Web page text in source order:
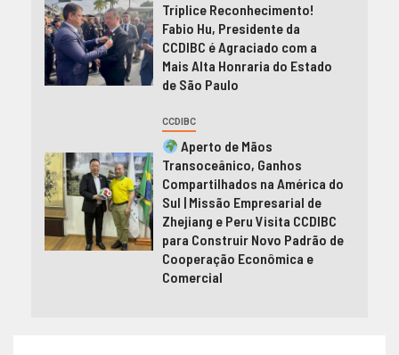
Tríplice Reconhecimento!
Fabio Hu, Presidente da
CCDIBC é Agraciado com a
Mais Alta Honraria do Estado
de São Paulo
CCDIBC
Aperto de Mãos
Transoceânico, Ganhos
Compartilhados na América do
Sul | Missão Empresarial de
Zhejiang e Peru Visita CCDIBC
para Construir Novo Padrão de
Cooperação Econômica e
Comercial